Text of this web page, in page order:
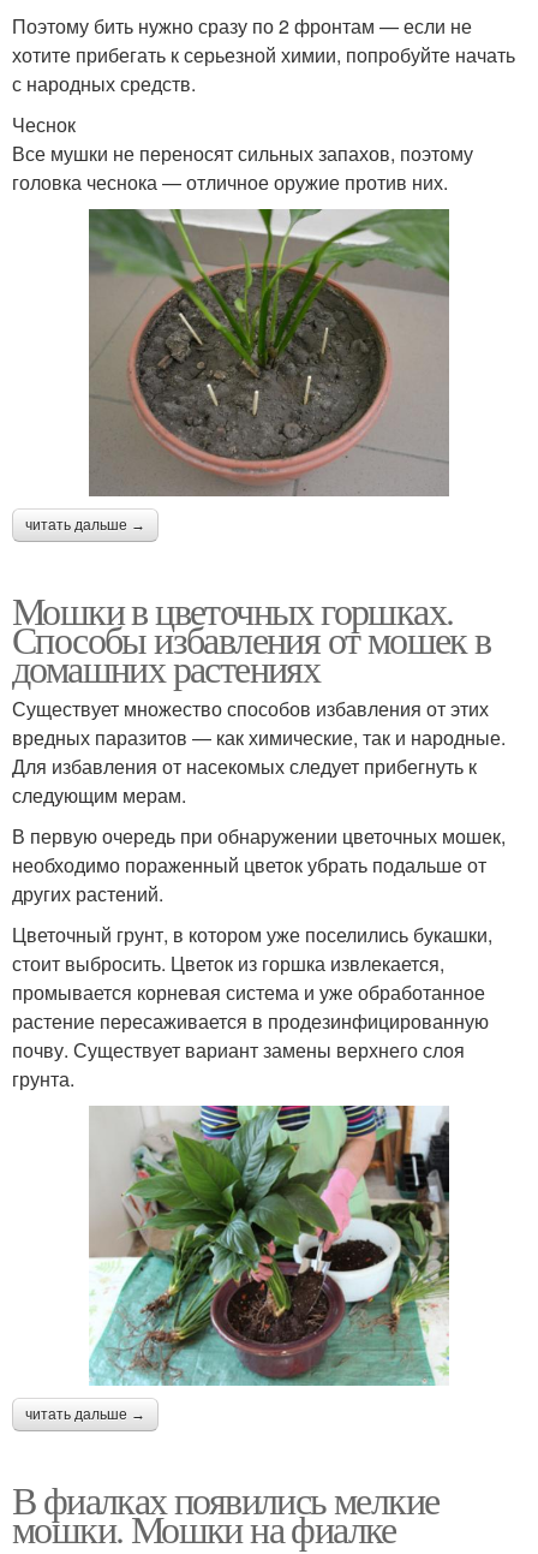
Поэтому бить нужно сразу по 2 фронтам — если не
хотите прибегать к серьезной химии, попробуйте начать
с народных средств.
Чеснок
Все мушки не переносят сильных запахов, поэтому
головка чеснока — отличное оружие против них.
читать дальше →
Мошки в цветочных горшках.
Способы избавления от мошек в
домашних растениях
Существует множество способов избавления от этих
вредных паразитов — как химические, так и народные.
Для избавления от насекомых следует прибегнуть к
следующим мерам.
В первую очередь при обнаружении цветочных мошек,
необходимо пораженный цветок убрать подальше от
других растений.
Цветочный грунт, в котором уже поселились букашки,
стоит выбросить. Цветок из горшка извлекается,
промывается корневая система и уже обработанное
растение пересаживается в продезинфицированную
почву. Существует вариант замены верхнего слоя
грунта.
читать дальше →
В фиалках появились мелкие
мошки. Мошки на фиалке